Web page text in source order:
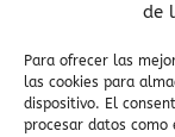
de
Para ofrecer las
las cookies para
dispositivo. El
procesar datos como